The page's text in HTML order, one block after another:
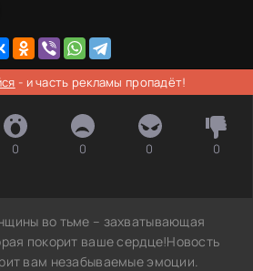
- и часть рекламы пропадёт!
0 0 0 0
во тьме – захватывающая
покорит ваше сердце!Новость
вам незабываемые эмоции.